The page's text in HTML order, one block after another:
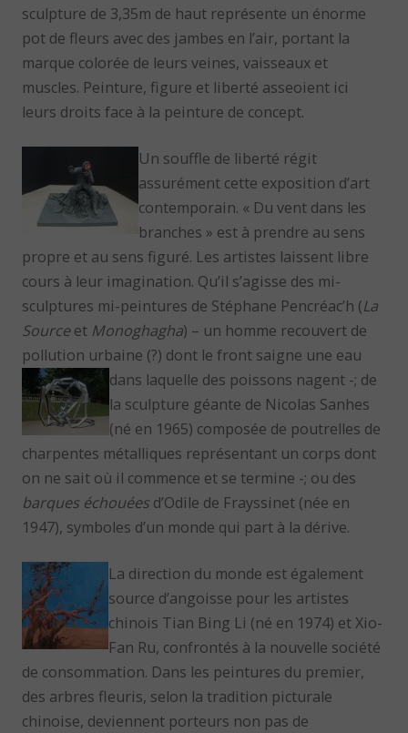
sculpture de 3,35m de haut représente un énorme
pot de fleurs avec des jambes en l’air, portant la
marque colorée de leurs veines, vaisseaux et
muscles. Peinture, figure et liberté asseoient ici
leurs droits face à la peinture de concept.
Un souffle de liberté régit
assurément cette exposition d’art
contemporain. « Du vent dans les
branches » est à prendre au sens
propre et au sens figuré. Les artistes laissent libre
cours à leur imagination. Qu’il s’agisse des mi-
sculptures mi-peintures de Stéphane Pencréac’h (La
Sourceet Monoghagha) – un homme recouvert de
pollution urbaine (?) dont le front saigne une eau
dans laquelle des poissons nagent -; de
la sculpture géante de Nicolas Sanhes
(né en 1965) composée de poutrelles de
charpentes métalliques représentant un corps dont
on ne sait où il commence et se termine -; ou des
barques échouées d’Odile de Frayssinet (née en
1947), symboles d’un monde qui part à la dérive.
La direction du monde est également
source d’angoisse pour les artistes
chinois Tian Bing Li (né en 1974) et Xio-
Fan Ru, confrontés à la nouvelle société
de consommation. Dans les peintures du premier,
des arbres fleuris, selon la tradition picturale
chinoise, deviennent porteurs non pas de